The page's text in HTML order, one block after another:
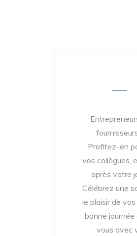
Profitez-en
vos collègues,
après votre
Célébrez une
le plaisir de
bonne
vous avec